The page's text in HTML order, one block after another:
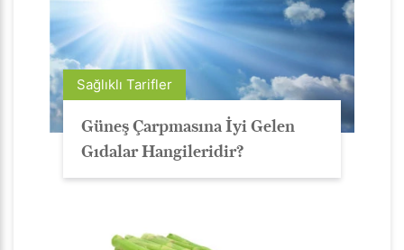
Sağlıklı Tarifler
Güneş Çarpmasına İyi Gelen
Gıdalar Hangileridir?